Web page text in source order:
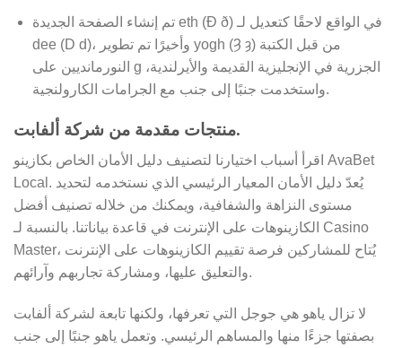
تم إنشاء الصفحة الجديدة eth (Ð ð) في الواقع لاحقًا كتعديل لـ
dee (D d)، وأخيرًا تم تطوير yogh (Ȝ ȝ) من قبل الكتبة
النورمانديين على g الجزرية في الإنجليزية القديمة والأيرلندية،
واستخدمت جنبًا إلى جنب مع الجرامات الكارولنجية.
منتجات مقدمة من شركة ألفابت.
اقرأ أسباب اختيارنا لتصنيف دليل الأمان الخاص بكازينو AvaBet
Local. يُعدّ دليل الأمان المعيار الرئيسي الذي نستخدمه لتحديد
مستوى النزاهة والشفافية، ويمكنك من خلاله تصنيف أفضل
الكازينوهات على الإنترنت في قاعدة بياناتنا. بالنسبة لـ Casino
Master، يُتاح للمشاركين فرصة تقييم الكازينوهات على الإنترنت
والتعليق عليها، ومشاركة تجاربهم وآرائهم.
لا تزال ياهو هي جوجل التي تعرفها، ولكنها تابعة لشركة ألفابت
بصفتها جزءًا منها والمساهم الرئيسي. وتعمل ياهو جنبًا إلى جنب